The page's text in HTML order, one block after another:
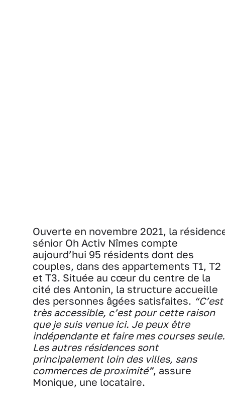
Ouverte en novembre 2021, la
sénior Oh Activ Nîmes compte
aujourd’hui 95 résidents dont des
couples, dans des appartements T1, T2
et T3. Située au cœur du centre de la
cité des Antonin, la structure accueille
des personnes âgées satisfaites. “C’est
très accessible, c’est pour cette raison
que je suis venue ici. Je peux être
indépendante et faire mes courses seule.
Les autres résidences sont
principalement loin des villes, sans
commerces de proximité”, assure
Monique, une locataire.